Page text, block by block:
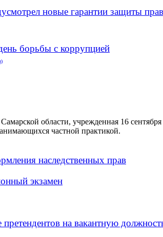
новые гарантии защиты
борьбы с коррупцией
области, учрежденная 16
частной практикой.
наследственных прав
экзамен
претендентов на вакантную